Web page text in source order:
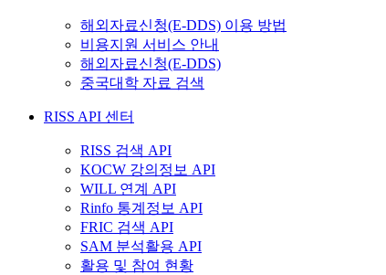
해외자료신청(E-DDS) 이용 방법
비용지원 서비스 안내
해외자료신청(E-DDS)
중국대학 자료 검색
RISS API 센터
RISS 검색 API
KOCW 강의정보 API
WILL 연계 API
Rinfo 통계정보 API
FRIC 검색 API
SAM 분석활용 API
활용 및 참여 현황